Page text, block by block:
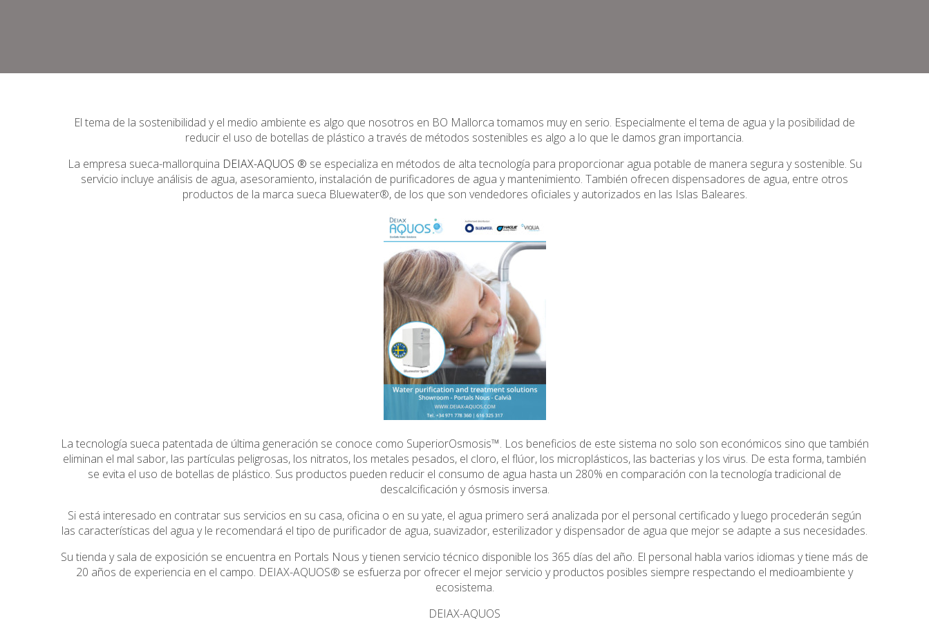
El tema de la sostenibilidad y el medio ambiente es algo que nosotros en BO Mallorca tomamos muy en serio. Especialmente el tema de agua y la posibilidad de
reducir el uso de botellas de plástico a través de métodos sostenibles es algo a lo que le damos gran importancia.
La empresa sueca-mallorquina DEIAX-AQUOS ® se especializa en métodos de alta tecnología para proporcionar agua potable de manera segura y sostenible. Su
servicio incluye análisis de agua, asesoramiento, instalación de purificadores de agua y mantenimiento. También ofrecen dispensadores de agua, entre otros
productos de la marca sueca Bluewater®, de los que son vendedores oficiales y autorizados en las Islas Baleares.
La tecnología sueca patentada de última generación se conoce como SuperiorOsmosis™. Los beneficios de este sistema no solo son económicos sino que también
eliminan el mal sabor, las partículas peligrosas, los nitratos, los metales pesados, el cloro, el flúor, los microplásticos, las bacterias y los virus. De esta forma, también
se evita el uso de botellas de plástico. Sus productos pueden reducir el consumo de agua hasta un 280% en comparación con la tecnología tradicional de
descalcificación y ósmosis inversa.
Si está interesado en contratar sus servicios en su casa, oficina o en su yate, el agua primero será analizada por el personal certificado y luego procederán según
las características del agua y le recomendará el tipo de purificador de agua, suavizador, esterilizador y dispensador de agua que mejor se adapte a sus necesidades.
Su tienda y sala de exposición se encuentra en Portals Nous y tienen servicio técnico disponible los 365 días del año. El personal habla varios idiomas y tiene más de
20 años de experiencia en el campo. DEIAX-AQUOS® se esfuerza por ofrecer el mejor servicio y productos posibles siempre respectando el medioambiente y
ecosistema.
DEIAX-AQUOS